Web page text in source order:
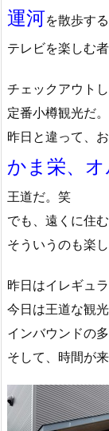
運河を散歩する
テレビを楽しむ者
チェックアウトし
定番小樽観光だ。
昨日と違って、
かま栄、
王道だ。笑
でも、遠くに住
そういうのも楽し
昨日はイレギュラ
今日は王道な観光
インバウンドの多
そして、時間が